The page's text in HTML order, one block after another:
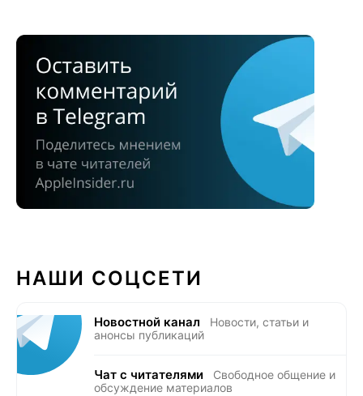
НАШИ СОЦСЕТИ
Новостной канал
Новости, статьи и
анонсы публикаций
Чат с читателями
Свободное общение и
обсуждение материалов